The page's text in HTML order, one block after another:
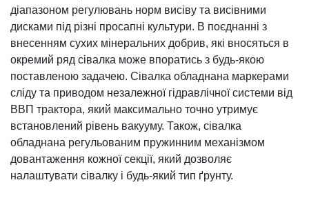
діапазоном регулювань норм висіву та висівними
дисками під різні просапні культури. В поєднанні з
внесенням сухих мінеральних добрив, які вносяться в
окремий ряд сівалка може впоратись з будь-якою
поставленою задачею. Сівалка обладнана маркерами
сліду та приводом незалежної гідравлічної системи від
ВВП трактора, який максимально точно утримує
встановлений рівень вакууму. Також, сівалка
обладнана регульованим пружинним механізмом
довантаження кожної секції, який дозволяє
налаштувати сівалку і будь-який тип ґрунту.